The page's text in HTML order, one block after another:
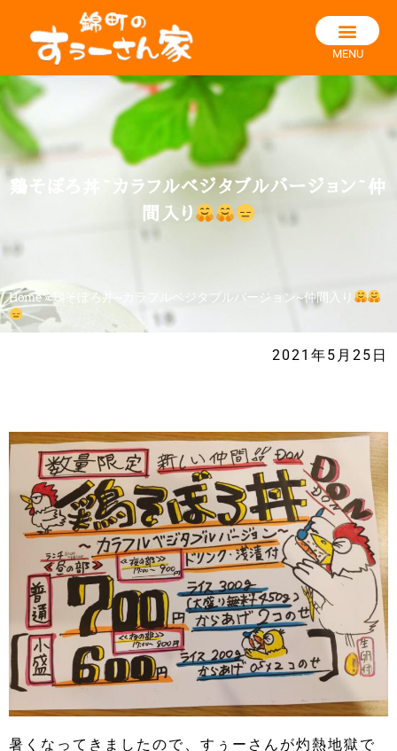
MENU
鶏そぼろ丼~カラフルベジタブルバージョン~仲
間入り
Home»鶏そぼろ丼~カラフルベジタブルバージョン~仲間入り
2021年5月25日
暑くなってきましたので、すぅーさんが灼熱地獄で